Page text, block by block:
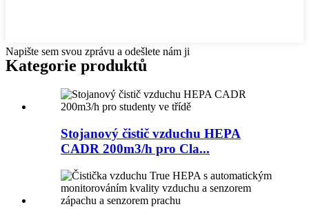
Napište sem svou zprávu a odešlete nám ji
Kategorie produktů
Stojanový čistič vzduchu HEPA
CADR 200m3/h pro Cla...